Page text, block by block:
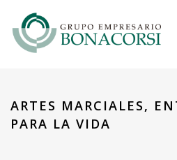
ARTES MARCIALES,
PARA LA VIDA